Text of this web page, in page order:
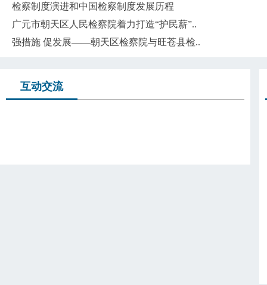
检察制度演进和中国检察制度发展历程
广元市朝天区人民检察院着力打造“护民薪”..
强措施 促发展——朝天区检察院与旺苍县检..
互动交流